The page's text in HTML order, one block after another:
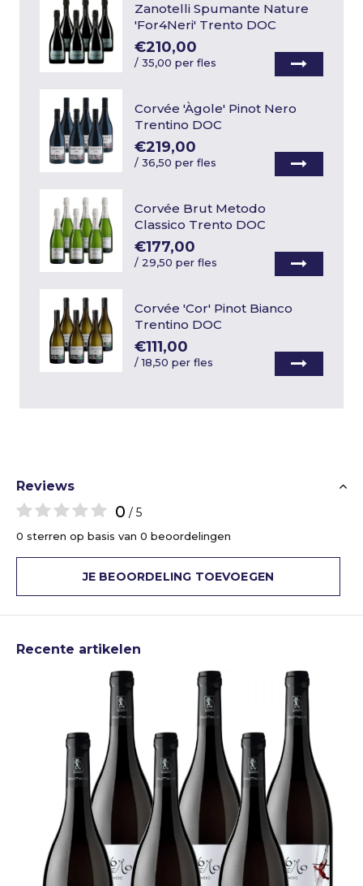
Zanotelli Spumante Nature
'For4Neri' Trento DOC
€210,00
/35,00 per fles
Corvée 'Àgole' Pinot Nero
Trentino DOC
€219,00
/36,50 per fles
Corvée Brut Metodo
Classico Trento DOC
€177,00
/ 29,50 per fles
Corvée 'Cor' Pinot Bianco
Trentino DOC
€111,00
/18,50 per fles
Reviews
0 / 5
0 sterren op basis van 0 beoordelingen
JE BEOORDELING TOEVOEGEN
Recente artikelen